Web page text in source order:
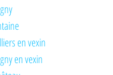
en vexin
en vexin